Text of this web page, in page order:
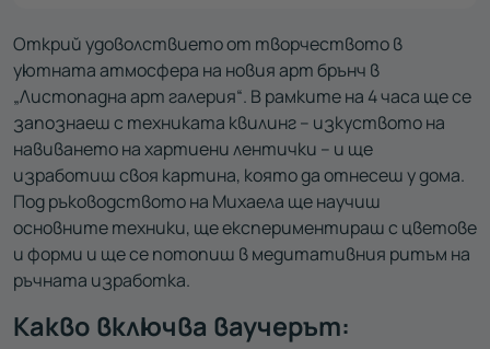
Открий удоволствието от творчеството в
уютната атмосфера на новия арт брънч в
„Листопадна арт галерия“. В рамките на 4 часа ще се
запознаеш с техниката квилинг – изкуството на
навиването на хартиени лентички – и ще
изработиш своя картина, която да отнесеш у дома.
Под ръководството на Михаела ще научиш
основните техники, ще експериментираш с цветове
и форми и ще се потопиш в медитативния ритъм на
ръчната изработка.
Какво включва ваучерът: